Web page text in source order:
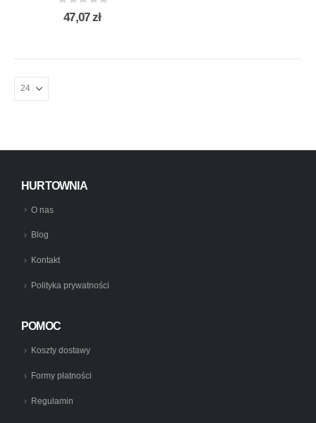
out of 5
47,07zł
HURTOWNIA
O nas
Blog
Kontakt
Polityka prywatności
POMOC
Koszty dostawy
Formy płatności
Regulamin